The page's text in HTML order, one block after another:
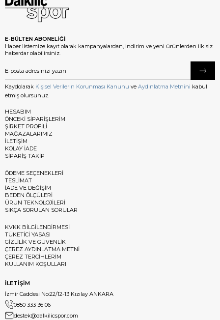
E-BÜLTEN ABONELİĞİ
Haber listemize kayıt olarak kampanyalardan, indirim ve yeni ürünlerden ilk siz
haberdar olabilirsiniz.
Kaydolarak Kişisel Verilerin Korunması Kanunu ve Aydınlatma Metnini kabul
etmiş olursunuz.
HESABIM
ÖNCEKİ SİPARİŞLERİM
ŞİRKET PROFİLİ
MAĞAZALARIMIZ
İLETİŞİM
KOLAY İADE
SİPARİŞ TAKİP
ÖDEME SEÇENEKLERİ
TESLİMAT
İADE VE DEĞİŞİM
BEDEN ÖLÇÜLERİ
ÜRÜN TEKNOLOJİLERİ
SIKÇA SORULAN SORULAR
KVKK BİLGİLENDİRMESİ
TÜKETİCİ YASASI
GİZLİLİK VE GÜVENLİK
ÇEREZ AYDINLATMA METNİ
ÇEREZ TERCİHLERİM
KULLANIM KOŞULLARI
İLETİŞİM
İzmir Caddesi No:22/12-13 Kızılay ANKARA
0850 333 36 06
destek@dalkilicspor.com